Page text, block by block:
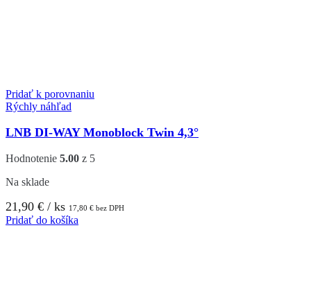
Pridať k porovnaniu
Rýchly náhľad
LNB DI-WAY Monoblock Twin 4,3°
Hodnotenie 5.00 z 5
Na sklade
21,90 € / ks 17,80 € bez DPH
Pridať do košíka